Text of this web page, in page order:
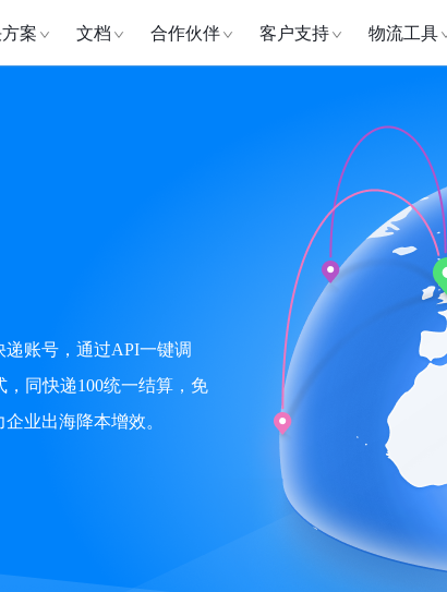
案 文档 合作伙伴 客户支持 物流工具
账号，通过API一键调
同快递100统一结算，免
业出海降本增效。